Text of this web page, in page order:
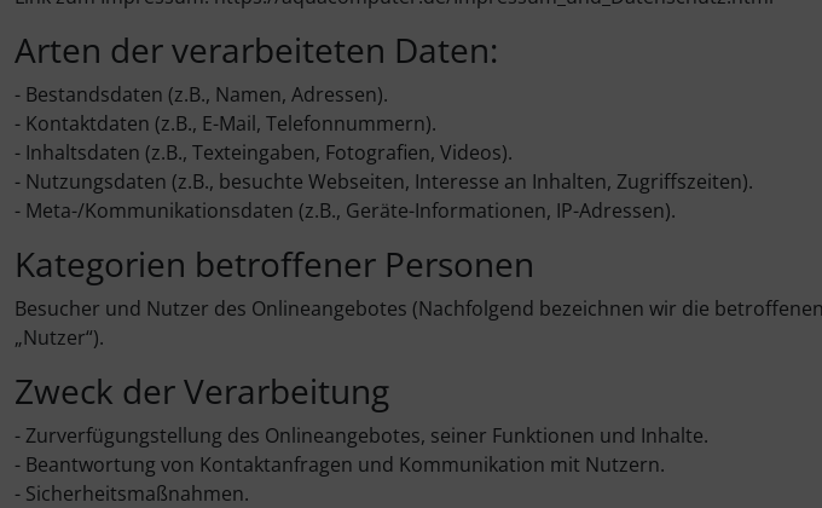
Arten der verarbeiteten Daten:
- Bestandsdaten (z.B., Namen, Adressen).
- Kontaktdaten (z.B., E-Mail, Telefonnummern).
- Inhaltsdaten (z.B., Texteingaben, Fotografien, Videos).
- Nutzungsdaten (z.B., besuchte Webseiten, Interesse an Inhalten, Zugriffszeiten).
- Meta-/Kommunikationsdaten (z.B., Geräte-Informationen, IP-Adressen).
Kategorien betroffener Personen
Besucher und Nutzer des Onlineangebotes (Nachfolgend bezeichnen wir die
„Nutzer“).
Zweck der Verarbeitung
- Zurverfügungstellung des Onlineangebotes, seiner Funktionen und Inhalte.
- Beantwortung von Kontaktanfragen und Kommunikation mit Nutzern.
- Sicherheitsmaßnahmen.